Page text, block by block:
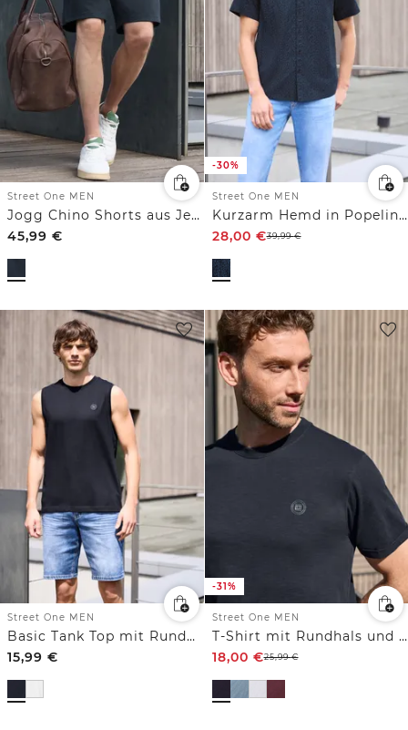
Street One MEN
Jogg Chino Shorts aus Jersey mit Flexbund
45,99 €
-30%
Street One MEN
Kurzarm Hemd in Popeline-Qualität
28,00 €39,99€
Street One MEN
Basic Tank Top mit Rundhals
15,99 €
-31%
Street One MEN
T-Shirt mit Rundhals und Turn-Up-Detail
18,00 €25,99€